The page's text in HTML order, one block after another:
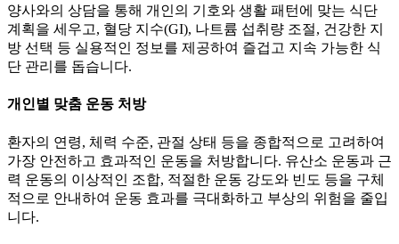
양사와의 상담을 통해 개인의 기호와 생활 패턴에 맞는 식단
계획을 세우고, 혈당 지수(GI), 나트륨 섭취량 조절, 건강한 지
방 선택 등 실용적인 정보를 제공하여 즐겁고 지속 가능한 식
단 관리를 돕습니다.
개인별 맞춤 운동 처방
환자의 연령, 체력 수준, 관절 상태 등을 종합적으로 고려하여
가장 안전하고 효과적인 운동을 처방합니다. 유산소 운동과 근
력 운동의 이상적인 조합, 적절한 운동 강도와 빈도 등을 구체
적으로 안내하여 운동 효과를 극대화하고 부상의 위험을 줄입
니다.